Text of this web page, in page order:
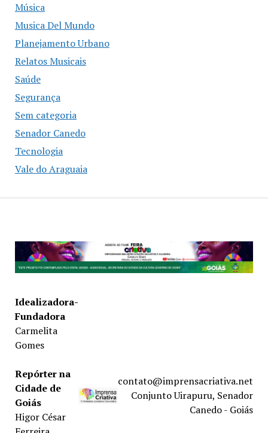
Música
Musica Del Mundo
Planejamento Urbano
Relatos Musicais
Saúde
Segurança
Sem categoria
Senador Canedo
Tecnologia
Vale do Araguaia
Idealizadora-
Fundadora
Carmelita
Gomes
Repórter na
Cidade de
Goiás
Higor César
contato@imprensacriativa.net
Conjunto Uirapuru, Senador
Canedo - Goiás